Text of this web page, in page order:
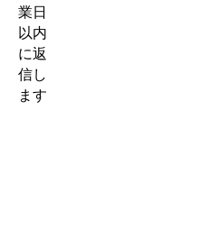
業日
以内
に返
信し
ます